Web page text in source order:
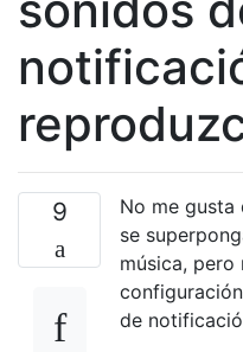
9
No me
se
música, pero
de